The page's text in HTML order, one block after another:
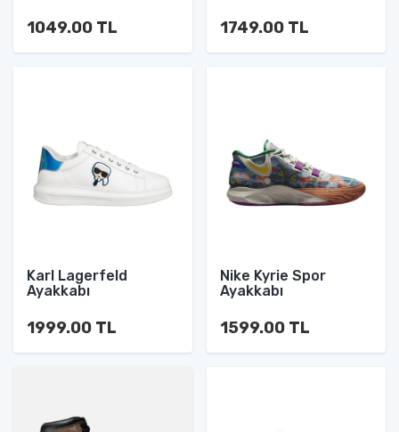
1049.00 TL 1749.00 TL
Karl Lagerfeld
Ayakkabı
1999.00 TL
Nike Kyrie Spor
Ayakkabı
1599.00 TL